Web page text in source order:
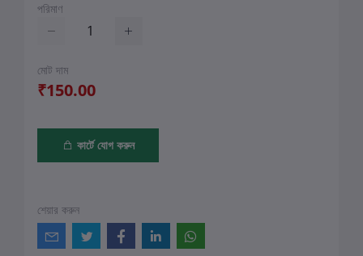
পরিমাণ
মোট দাম
₹150.00
কার্টে যোগ করুন
শেয়ার করুন